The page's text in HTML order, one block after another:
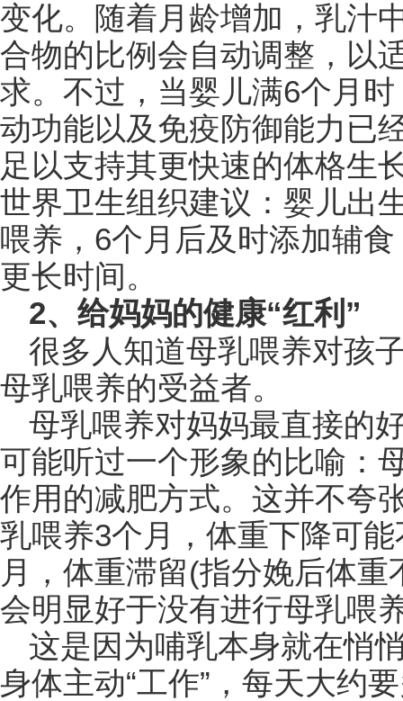
变化。随着月龄增加，乳汁
合物的比例会自动调整，以
求。不过，当婴儿满6个月
动功能以及免疫防御能力已
足以支持其更快速的体格生
世界卫生组织建议：婴儿出
喂养，6个月后及时添加辅
更长时间。
2、给妈妈的健康“红利”
很多人知道母乳喂养对孩
母乳喂养的受益者。
母乳喂养对妈妈最直接的
可能听过一个形象的比喻：
作用的减肥方式。这并不夸
乳喂养3个月，体重下降可
月，体重滞留(指分娩后体
会明显好于没有进行母乳喂
这是因为哺乳本身就在悄
身体主动“工作”，每天大约